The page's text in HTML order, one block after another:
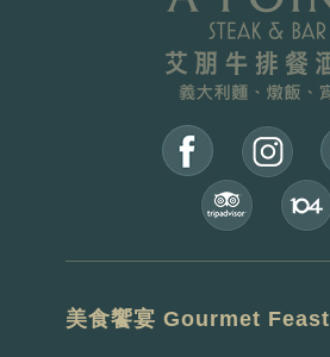
美食饗宴 Gourmet Feast